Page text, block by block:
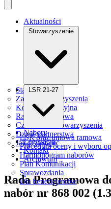
Aktualności
Stowarzyszenie
Statut
Zarząd Stowarzyszenia
Komisja Rewizyjna
Rada Programowa
Członkowie stowarzyszenia
Dzieje partnerstwa
Jak przystąpić
LSR 21-27
LSR oraz umowa ramowa
Procedura oceny i wyboru
Harmonogram naborów
Plan Komunikacji
Sprawozdania
Dla beneficjentów
Nabory
Legislacja
Kontakt
Archiwum
Rada Programowa
nabór nr 868 002